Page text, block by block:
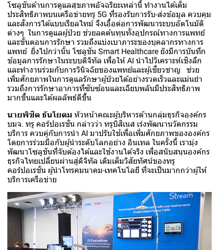
โซลูชันด้านการดูแลสุขภาพอัจฉริยะเหล่านี้ ทำงานได้เต็ม
ประสิทธิภาพบนเครือข่ายทรู 5G ที่รองรับการรับ-ส่งข้อมูล ควบคุม
และสั่งการได้แบบเรียลไทม์ จึงเอื้อต่อการพัฒนาระบบอัตโนมัติ
ต่างๆ ในการดูแลผู้ป่วย ช่วยลดต้นทุนทั้งอุปกรณ์ทางการแพทย์
และขั้นตอนการรักษา รวมถึงแบ่งเบาภาระของบุคลากรทางการ
แพทย์ ยิ่งไปกว่านั้น โซลูชัน Smart Healthcare ยังมีการบันทึก
ข้อมูลการรักษาในระบบดิจิทัล เพื่อให้ AI นำไปวิเคราะห์เชิงลึก
และทำงานร่วมกับการวินิจฉัยของแพทย์และผู้เชี่ยวชาญ ช่วย
เพิ่มศักยภาพในการดูแลรักษาผู้ป่วยได้อย่างรวดเร็วและแม่นยำ
รวมถึงการรักษาอาการที่ซับซ้อนและเฉียบพลันมีประสิทธิภาพ
มากขึ้นและได้ผลลัพธ์ดีขึ้น
นายพิชิต ธันโยดม หัวหน้าคณะผู้บริหารด้านกลุ่มธุรกิจองค์กร
บมจ. ทรู คอร์ปอเรชั่น กล่าวว่า ทรูบิสิเนส เร่งพัฒนานวัตกรรม
บริการ ควบคู่กับการนำ AI มาปรับใช้เพื่อเพิ่มศักยภาพขององค์กร
โดยการร่วมมือกับผู้นำระดับโลกอย่าง อินเทล ในครั้งนี้ เรามุ่ง
พัฒนาโซลูชันที่จับต้องได้และใช้งานได้จริง เพื่อสนับสนุนองค์กร
ธุรกิจไทยเปลี่ยนผ่านสู่ดิจิทัล เติมเต็มวิสัยทัศน์ของทรู
คอร์ปอเรชั่น ผู้นำโทรคมนาคม-เทคโนโลยี ที่จะเป็นมากกว่าผู้ให้
บริการเครือข่าย